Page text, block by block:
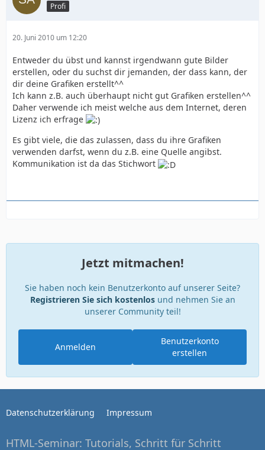
Profi
20. Juni 2010 um 12:20
Entweder du übst und kannst irgendwann gute Bilder
erstellen, oder du suchst dir jemanden, der dass kann, der
dir deine Grafiken erstellt^^
Ich kann z.B. auch überhaupt nicht gut Grafiken erstellen^^
Daher verwende ich meist welche aus dem Internet, deren
Lizenz ich erfrage
Es gibt viele, die das zulassen, dass du ihre Grafiken
verwenden darfst, wenn du z.B. eine Quelle angibst.
Kommunikation ist da das Stichwort
Jetzt mitmachen!
Sie haben noch kein Benutzerkonto auf unserer Seite?
Registrieren Sie sich kostenlosund nehmen Sie an
unserer Community teil!
Benutzerkonto
erstellen
Anmelden
Datenschutzerklärung Impressum
HTML-Seminar: Tutorials, Schritt für Schritt